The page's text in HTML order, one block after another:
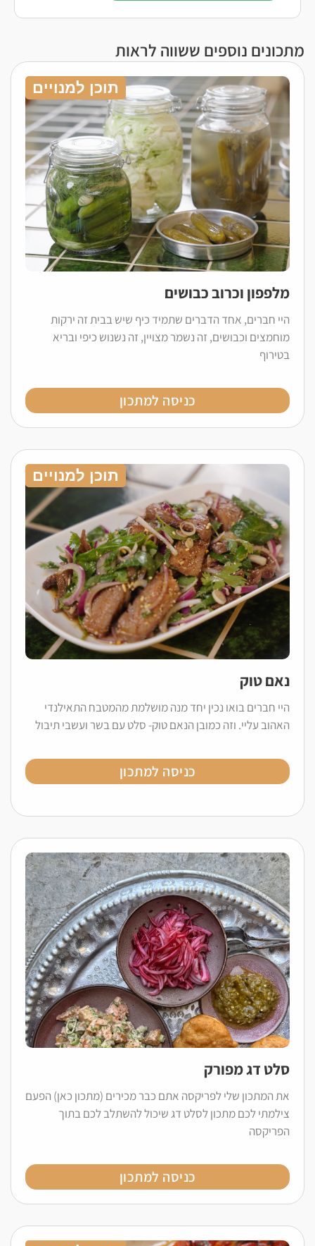
מתכונים נוספים ששווה לראות
תוכן למנויים
מלפפון וכרוב כבושים
היי חברים, אחד הדברים שתמיד כיף שיש בבית זה ירקות
מוחמצים וכבושים, זה נשמר מצויין, זה נשנוש כיפי ובריא
בטירוף
כניסה למתכון
תוכן למנויים
נאם טוק
היי חברים בואו נכין יחד מנה מושלמת מהמטבח התאילנדי
האהוב עליי. וזה כמובן הנאם טוק- סלט עם בשר ועשבי תיבול
כניסה למתכון
סלט דג מפורק
את המתכון שלי לפריקסה אתם כבר מכירים (מתכון כאן) הפעם
צילמתי לכם מתכון לסלט דג שיכול להשתלב לכם בתוך
הפריקסה
כניסה למתכון